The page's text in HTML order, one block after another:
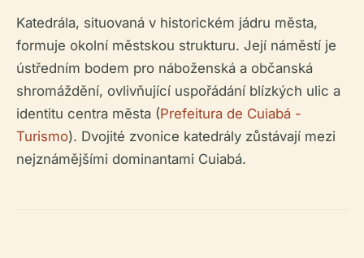
Katedrála, situovaná v historickém jádru města,
formuje okolní městskou strukturu. Její náměstí je
ústředním bodem pro náboženská a občanská
shromáždění, ovlivňující uspořádání blízkých ulic a
identitu centra města (Prefeitura de Cuiabá -
Turismo). Dvojité zvonice katedrály zůstávají mezi
nejznámějšími dominantami Cuiabá.